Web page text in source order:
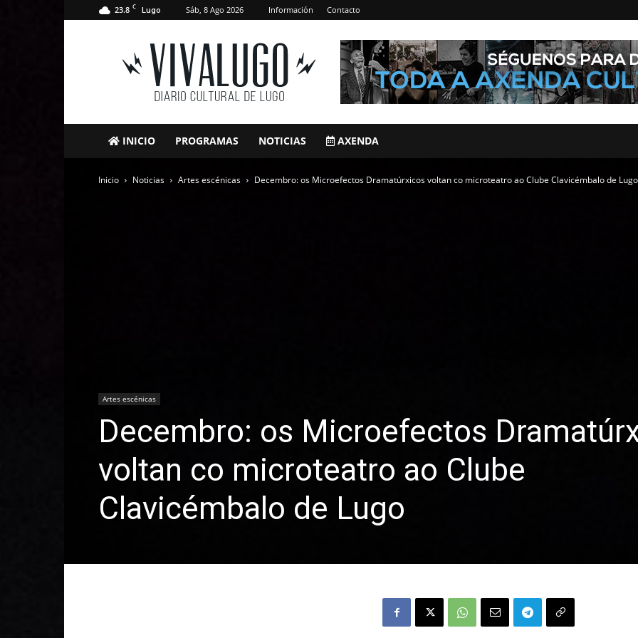
23.8 C Lugo Sáb, 8 Ago 2026 Información Contacto
VivaLugo
INICIO PROGRAMAS NOTICIAS AXENDA
Inicio Noticias Artes escénicas Decembro: os Microefectos Dramatúrxicos voltan co microteatro ao Clube Clavicémbalo de Lugo
Artes escénicas
Decembro: os Microefectos
voltan co microteatro ao Clube
Clavicémbalo de Lugo